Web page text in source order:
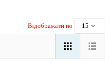
Відображати по 15